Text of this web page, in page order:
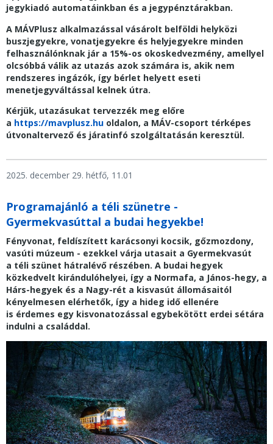
jegykiadó automatáinkban és a jegypénztárakban.
A MÁVPlusz alkalmazással vásárolt belföldi helyközi
buszjegyekre, vonatjegyekre és helyjegyekre minden
felhasználónknak jár a 15%-os okoskedvezmény, amellyel
olcsóbbá válik az utazás azok számára is, akik nem
rendszeres ingázók, így bérlet helyett eseti
menetjegyváltással kelnek útra.
Kérjük, utazásukat tervezzék meg előre
a https://mavplusz.hu oldalon, a MÁV-csoport térképes
útvonaltervező és járatinfó szolgáltatásán keresztül.
2025. december 29. hétfő, 11.01
Programajánló a téli szünetre -
Gyermekvasúttal a budai hegyekbe!
Fényvonat, feldíszített karácsonyi kocsik, gőzmozdony,
vasúti múzeum - ezekkel várja utasait a Gyermekvasút
a téli szünet hátralévő részében. A budai hegyek
közkedvelt kirándulóhelyei, így a Normafa, a János-hegy, a
Hárs-hegyek és a Nagy-rét a kisvasút állomásaitól
kényelmesen elérhetők, így a hideg idő ellenére
is érdemes egy kisvonatozással egybekötött erdei sétára
indulni a családdal.